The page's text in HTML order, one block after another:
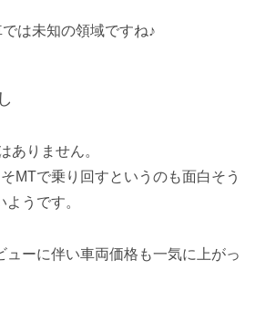
は未知の領域ですね♪
ありません。
MTで乗り回すというのも面白そう
うです。
ューに伴い車両価格も一気に上がっ